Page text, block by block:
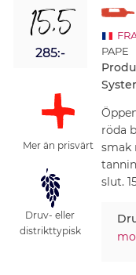
15,5
285:-
Mer än prisvärt
Druv- eller
distrikttypisk
PAPE
röda
smak
slut.